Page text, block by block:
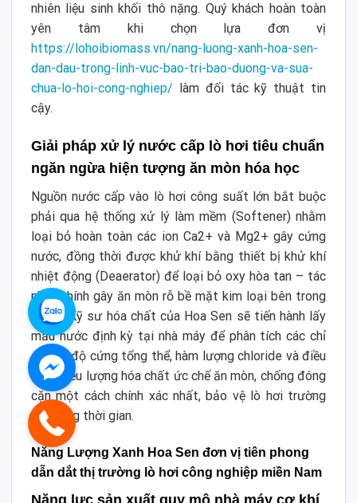
nhiên liệu sinh khối thô nặng. Quý khách hoàn toàn
yên tâm khi chọn lựa đơn vị
https://lohoibiomass.vn/nang-luong-xanh-hoa-sen-
dan-dau-trong-linh-vuc-bao-tri-bao-duong-va-sua-
chua-lo-hoi-cong-nghiep/ làm đối tác kỹ thuật tin
cậy.
Giải pháp xử lý nước cấp lò hơi tiêu chuẩn
ngăn ngừa hiện tượng ăn mòn hóa học
Nguồn nước cấp vào lò hơi công suất lớn bắt buộc
phải qua hệ thống xử lý làm mềm (Softener) nhằm
loại bỏ hoàn toàn các ion Ca2+ và Mg2+ gây cứng
nước, đồng thời được khử khí bằng thiết bị khử khí
nhiệt động (Deaerator) để loại bỏ oxy hòa tan – tác
nhân chính gây ăn mòn rỗ bề mặt kim loại bên trong
lò hơi. Kỹ sư hóa chất của Hoa Sen sẽ tiến hành lấy
mẫu nước định kỳ tại nhà máy để phân tích các chỉ
số pH, độ cứng tổng thể, hàm lượng chloride và điều
chỉnh liều lượng hóa chất ức chế ăn mòn, chống đóng
cặn một cách chính xác nhất, bảo vệ lò hơi trường
tồn cùng thời gian.
Năng Lượng Xanh Hoa Sen đơn vị tiên phong
dẫn dắt thị trường lò hơi công nghiệp miền Nam
Năng lực sản xuất quy mô nhà máy cơ khí